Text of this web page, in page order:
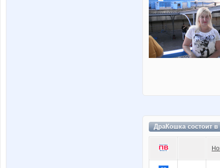
ДраКошка состоит в